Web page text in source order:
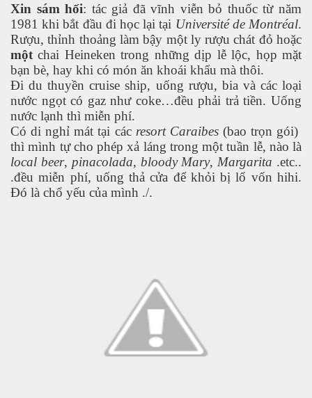
Xin sám hối: tác giả đã vĩnh viễn bỏ thuốc từ năm
1981 khi bắt đầu đi học lại tại Université de Montréal.
Rượu, thỉnh thoảng làm bậy một ly rượu chát đỏ hoặc
một chai Heineken trong những dịp lễ lộc, họp mặt
bạn bè, hay khi có món ăn khoái khẩu mà thôi.
Đi du thuyền cruise ship, uống rượu, bia và các loại
nước ngọt có gaz như coke…đều phải trả tiền. Uống
nước lạnh thì miễn phí.
Có di nghỉ mát tại các resort Caraibes(bao trọn gói)
thì mình tự cho phép xả láng trong một tuần lễ, nào là
local beer, pinacolada, bloody Mary, Margarita .etc..
.đều miễn phí, uống thả cửa để khỏi bị lổ vốn hihi.
Đó là chổ yếu của mình ./.
lửa
dâng cao
trọng